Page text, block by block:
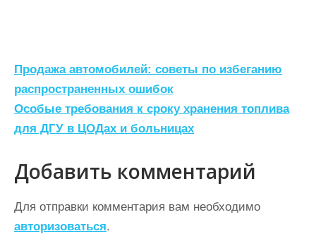
Н
а
в
и
г
а
ц
и
Продажа автомобилей: советы по избеганию
распространенных ошибок
Особые требования к сроку хранения топлива
для ДГУ в ЦОДах и больницах
Добавить комментарий
Для отправки комментария вам необходимо
авторизоваться.